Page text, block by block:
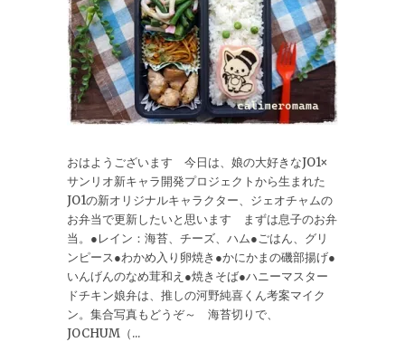
おはようございます 今日は、娘の大好きなJO1×
サンリオ新キャラ開発プロジェクトから生まれた
JO1の新オリジナルキャラクター、ジェオチャムの
お弁当で更新したいと思います まずは息子のお弁
当。●レイン：海苔、チーズ、ハム●ごはん、グリ
ンピース●わかめ入り卵焼き●かにかまの磯部揚げ●
いんげんのなめ茸和え●焼きそば●ハニーマスター
ドチキン娘弁は、推しの河野純喜くん考案マイク
ン。集合写真もどうぞ～ 海苔切りで、
JOCHUM（...